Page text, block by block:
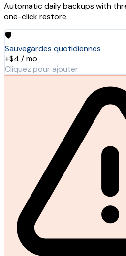
Automatic daily backups with
one-click restore.
🛡️
Sauvegardes quotidiennes
+$4 / mo
Cliquez pour ajouter